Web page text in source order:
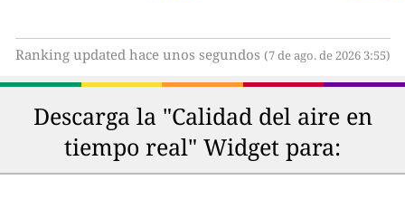
Ranking updated hace unos segundos (7 de ago. de 2026 3:55)
Descarga la "Calidad del aire en
tiempo real" Widget para: